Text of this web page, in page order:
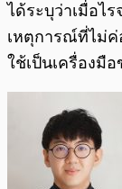
ได้ระบุว่าเมื่อไ
เหตุการณ์ที่ไม่ค่
ใช้เป็นเครื่องมื